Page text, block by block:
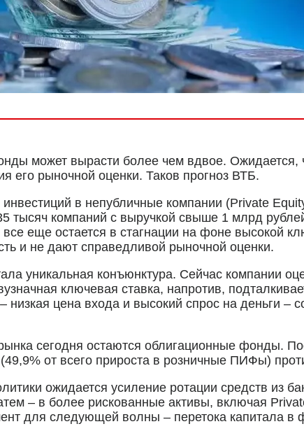
может вырасти более чем вдвое. Ожидается,
его рыночной оценки. Таков прогноз ВТБ.
в непубличные компании (Private
компаний с выручкой свыше 1 млрд
еще остается в стагнации на фоне высокой
и не дают справедливой рыночной оценки.
уникальная конъюнктура. Сейчас компании
ключевая ставка, напротив,
низкая цена входа и высокий спрос на деньги –
сегодня остаются облигационные фонды.
от всего прироста в розничные ПИФы)
ожидается усиление ротации средств из
– в более рискованные активы, включая
для следующей волны – перетока капитала